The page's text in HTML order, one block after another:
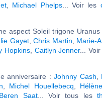
Michael Phelps... Voir les
aspect Soleil trigone
Gayet,Chris Martin Marie-
Hopkins, Caitlyn Jenner...
anniversaire :Johnny Cash
Michel Houellebecq
Beren Saat... Voir tous les